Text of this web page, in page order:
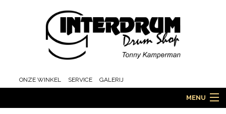
ONZE WINKEL SERVICE GALERIJ
MENU